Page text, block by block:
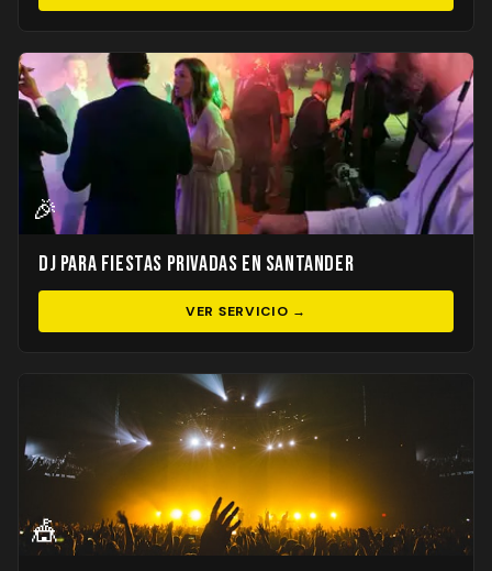
🎉
DJ para Fiestas Privadas en Santander
VER SERVICIO →
🎪